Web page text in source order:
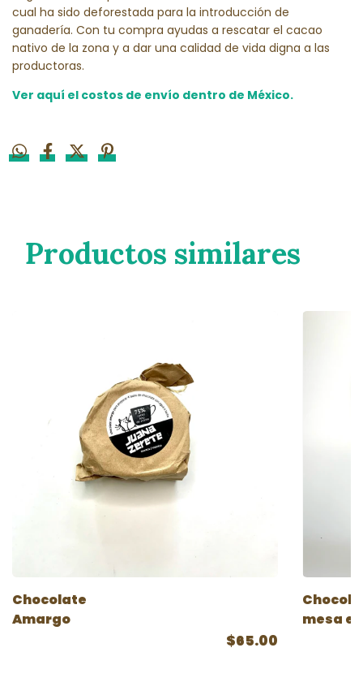
cual ha sido deforestada para la introducción de
ganadería. Con tu compra ayudas a rescatar el cacao
nativo de la zona y a dar una calidad de vida digna a las
productoras.
Ver aquí el costos de envío dentro de México.
Productos similares
Chocolate
Amargo
$65.00
mesa